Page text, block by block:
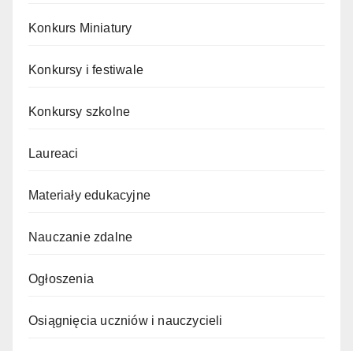
Konkurs Miniatury
Konkursy i festiwale
Konkursy szkolne
Laureaci
Materiały edukacyjne
Nauczanie zdalne
Ogłoszenia
Osiągnięcia uczniów i nauczycieli